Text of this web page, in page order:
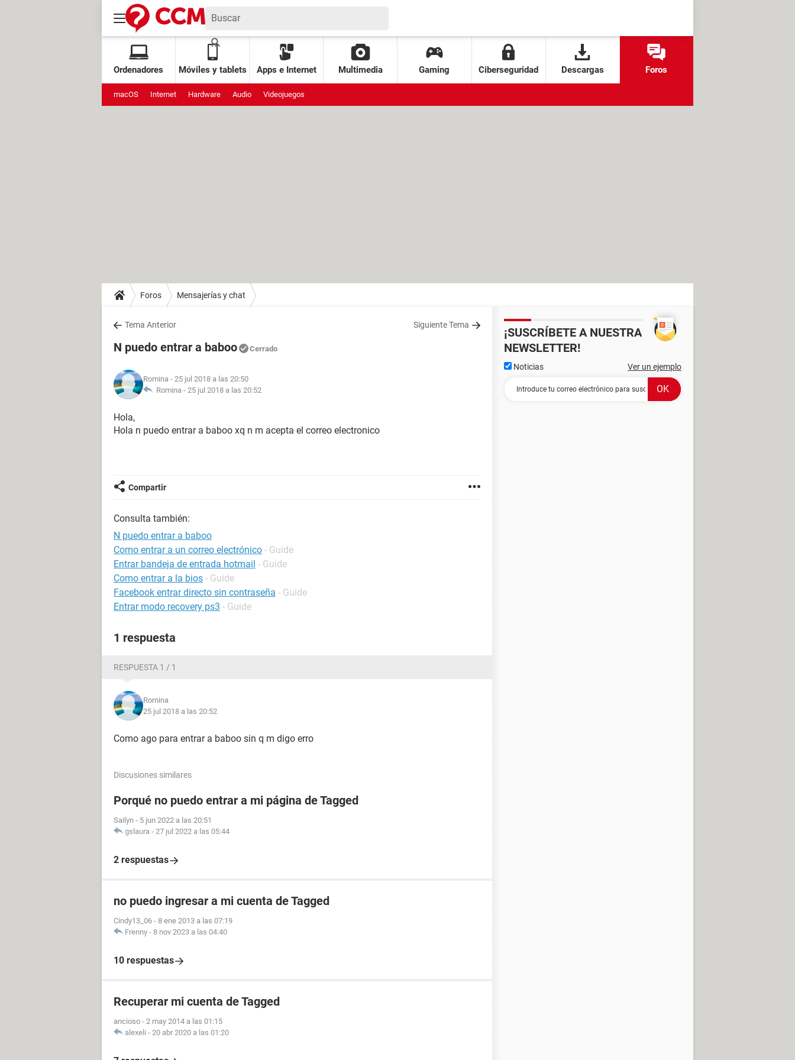
Ordenadores Móviles y tablets Apps e Internet Multimedia Gaming Ciberseguridad Descargas Foros
macOS Internet Hardware Audio Videojuegos
Foros Mensajerías y chat
Tema Anterior Siguiente Tema
N puedo entrar a baboo Cerrado
Romina - 25 jul 2018 a las 20:50
Romina - 25 jul 2018 a las 20:52
Hola,
Hola n puedo entrar a baboo xq n m acepta el correo electronico
Compartir
Consulta también:
N puedo entrar a baboo
Como entrar a un correo electrónico - Guide
Entrar bandeja de entrada hotmail - Guide
Como entrar a la bios - Guide
Facebook entrar directo sin contraseña - Guide
Entrar modo recovery ps3 - Guide
1 respuesta
RESPUESTA 1 / 1
Romina
25 jul 2018 a las 20:52
Como ago para entrar a baboo sin q m digo erro
Discusiones similares
Porqué no puedo entrar a mi página de Tagged
Sailyn - 5 jun 2022 a las 20:51
gslaura - 27 jul 2022 a las 05:44
2 respuestas
no puedo ingresar a mi cuenta de Tagged
Cindy13_06 - 8 ene 2013 a las 07:19
Frenny - 8 nov 2023 a las 04:40
10 respuestas
Recuperar mi cuenta de Tagged
ancioso - 2 may 2014 a las 01:15
alexeli - 20 abr 2020 a las 01:20
¡SUSCRÍBETE A NUESTRA
NEWSLETTER!
Noticias Ver un ejemplo